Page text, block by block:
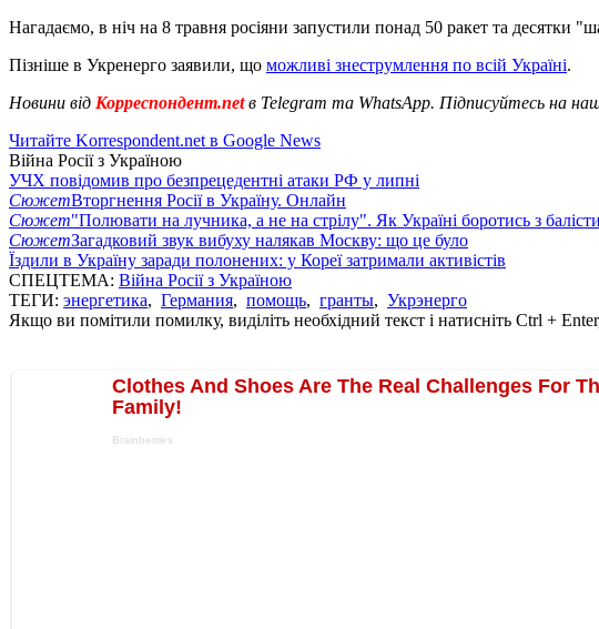
Нагадаємо, в ніч на 8 травня росіяни запустили понад 50 ракет та десятки
Пізніше в Укренерго заявили, що можливі знеструмлення по всій Україні.
Новини від Корреспондент.netв Telegram та WhatsApp. Підписуйтесь на
Читайте Korrespondent.net в Google News
Війна Росії з Україною
УЧХ повідомив про безпрецедентні атаки РФ у липні
СюжетВторгнення Росії в Україну. Онлайн
Сюжет"Полювати на лучника, а не на стрілу". Як Україні боротись з
СюжетЗагадковий звук вибуху налякав Москву: що це було
Їздили в Україну заради полонених: у Кореї затримали активістів
СПЕЦТЕМА: Війна Росії з Україною
ТЕГИ: энергетика, Германия, помощь, гранты, Укрэнерго
Якщо ви помітили помилку, виділіть необхідний текст і натисніть Ctrl +